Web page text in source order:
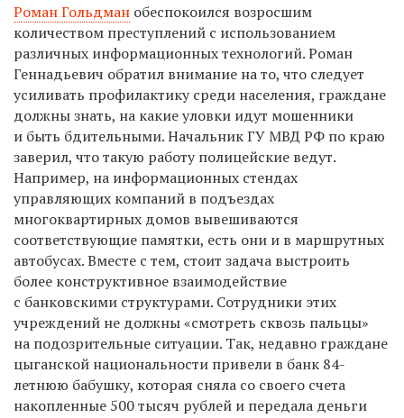
Роман Гольдман обеспокоился возросшим
количеством преступлений с использованием
различных информационных технологий. Роман
Геннадьевич обратил внимание на то, что следует
усиливать профилактику среди населения, граждане
должны знать, на какие уловки идут мошенники
и быть бдительными. Начальник ГУ МВД РФ по краю
заверил, что такую работу полицейские ведут.
Например, на информационных стендах
управляющих компаний в подъездах
многоквартирных домов вывешиваются
соответствующие памятки, есть они и в маршрутных
автобусах. Вместе с тем, стоит задача выстроить
более конструктивное взаимодействие
с банковскими структурами. Сотрудники этих
учреждений не должны «смотреть сквозь пальцы»
на подозрительные ситуации. Так, недавно граждане
цыганской национальности привели в банк 84-
летнюю бабушку, которая сняла со своего счета
накопленные 500 тысяч рублей и передала деньги